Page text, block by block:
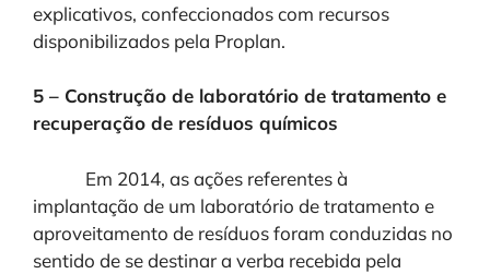
explicativos, confeccionados com recursos
disponibilizados pela Proplan.
5 – Construção de laboratório de tratamento e
recuperação de resíduos químicos
Em 2014, as ações referentes à
implantação de um laboratório de tratamento e
aproveitamento de resíduos foram conduzidas no
sentido de se destinar a verba recebida pela